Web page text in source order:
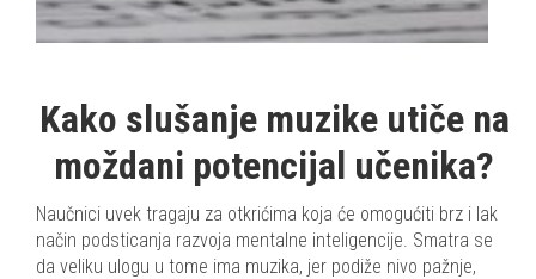
Kako slušanje muzike utiče na
moždani potencijal učenika?
Naučnici uvek tragaju za otkrićima koja će omogućiti brz i lak
način podsticanja razvoja mentalne inteligencije. Smatra se
da veliku ulogu u tome ima muzika, jer podiže nivo pažnje,